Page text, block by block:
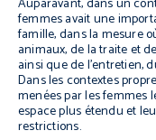
femmes avait une
famille, dans la mesure
animaux, de la traite et
ainsi que de l’entretien,
Dans les contextes
menées par les femmes
espace plus étendu et
restrictions.